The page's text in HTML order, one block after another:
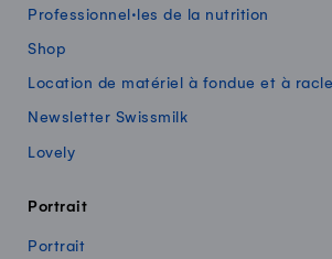
Professionnel·les de la nutrition
Shop
Location de matériel à fondue et à
Newsletter Swissmilk
Lovely
Portrait
Portrait